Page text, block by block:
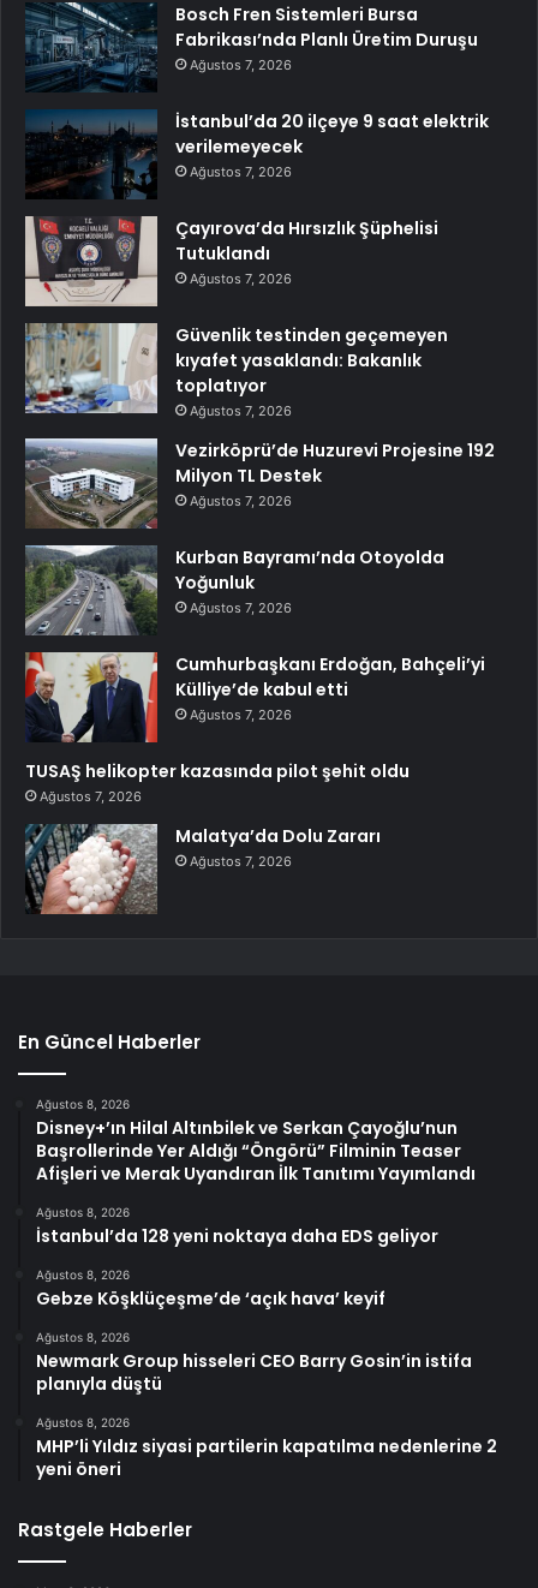
Bosch Fren Sistemleri Bursa
Fabrikası’nda Planlı Üretim Duruşu
Ağustos 7, 2026
İstanbul’da 20 ilçeye 9 saat elektrik
verilemeyecek
Ağustos 7, 2026
Çayırova’da Hırsızlık Şüphelisi
Tutuklandı
Ağustos 7, 2026
Güvenlik testinden geçemeyen
kıyafet yasaklandı: Bakanlık
toplatıyor
Ağustos 7, 2026
Vezirköprü’de Huzurevi Projesine 192
Milyon TL Destek
Ağustos 7, 2026
Kurban Bayramı’nda Otoyolda
Yoğunluk
Ağustos 7, 2026
Cumhurbaşkanı Erdoğan, Bahçeli’yi
Külliye’de kabul etti
Ağustos 7, 2026
TUSAŞ helikopter kazasında pilot şehit oldu
Ağustos 7, 2026
Malatya’da Dolu Zararı
Ağustos 7, 2026
En Güncel Haberler
Ağustos 8, 2026
Disney+’ın Hilal Altınbilek ve Serkan Çayoğlu’nun
Başrollerinde Yer Aldığı “Öngörü” Filminin Teaser
Afişleri ve Merak Uyandıran İlk Tanıtımı Yayımlandı
Ağustos 8, 2026
İstanbul’da 128 yeni noktaya daha EDS geliyor
Ağustos 8, 2026
Gebze Köşklüçeşme’de ‘açık hava’ keyif
Ağustos 8, 2026
Newmark Group hisseleri CEO Barry Gosin’in istifa
planıyla düştü
Ağustos 8, 2026
MHP’li Yıldız siyasi partilerin kapatılma nedenlerine 2
yeni öneri
Rastgele Haberler